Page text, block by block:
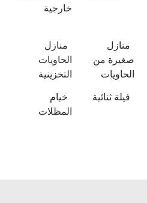
خارجية
منازل
صغيرة من
الحاويات
منازل
الحاويات
التخزينية
فيلة ثنائية
خيام
المظلات